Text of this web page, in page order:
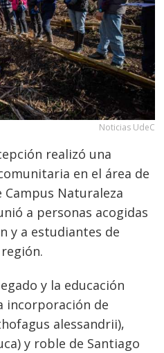
Noticias UdeC
realizó una
en el área de
Campus Naturaleza
a personas acogidas
y a estudiantes de
y la educación
incorporación de
alessandrii),
y roble de Santiago